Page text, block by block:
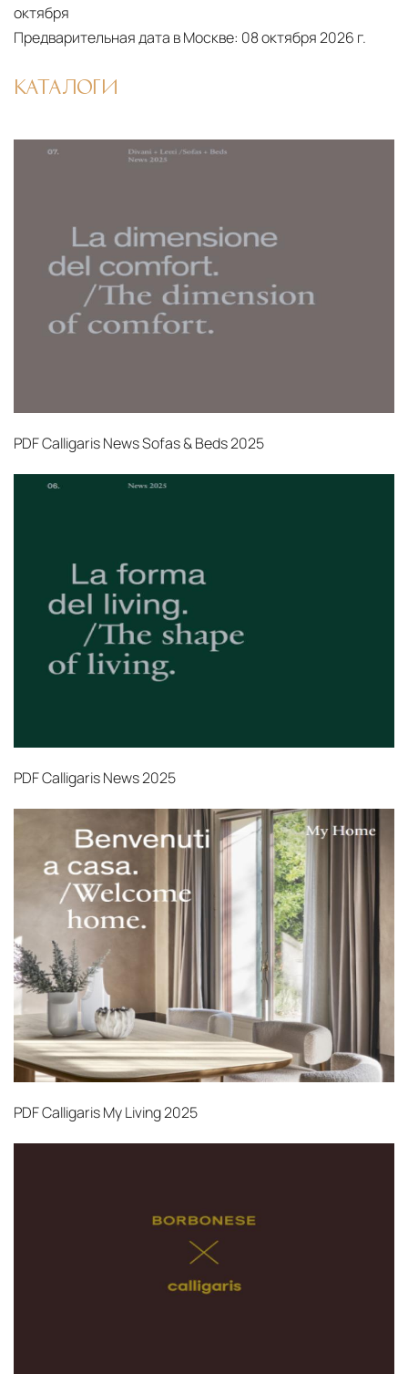
октября
Предварительная дата в Москве: 08 октября 2026 г.
КАТАЛОГИ
PDFCalligaris News Sofas & Beds 2025
PDFCalligaris News 2025
PDFCalligaris My Living 2025